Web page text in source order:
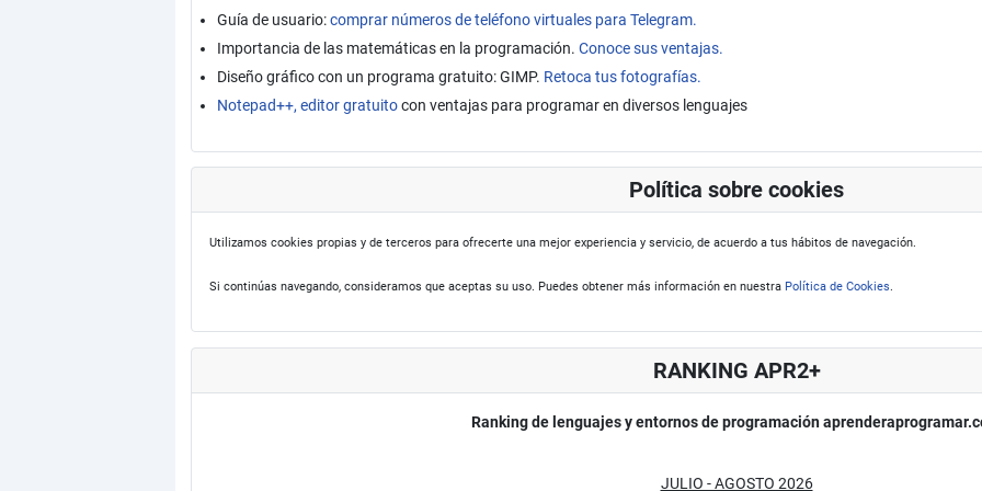
Guía de usuario:comprar números de teléfono virtuales para Telegram.
Importancia de las matemáticas en la programación. Conoce sus ventajas.
Diseño gráfico con un programa gratuito: GIMP. Retoca tus fotografías.
Notepad++, editor gratuitocon ventajas para programar en diversos lenguajes
Política sobre cookies
Utilizamos cookies propias y de terceros para ofrecerte una mejor experiencia y servicio, de acuerdo a tus hábitos de navegación.
Si continúas navegando, consideramos que aceptas su uso. Puedes obtener más información en nuestra Política de Cookies.
RANKING APR2+
Ranking de lenguajes y entornos de programación
JULIO - AGOSTO 2026